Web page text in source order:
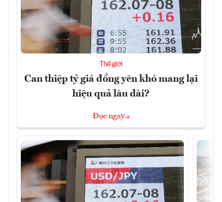
Thế giới
Can thiệp tỷ giá đồng yên khó mang lại
hiệu quả lâu dài?
Đọc ngay